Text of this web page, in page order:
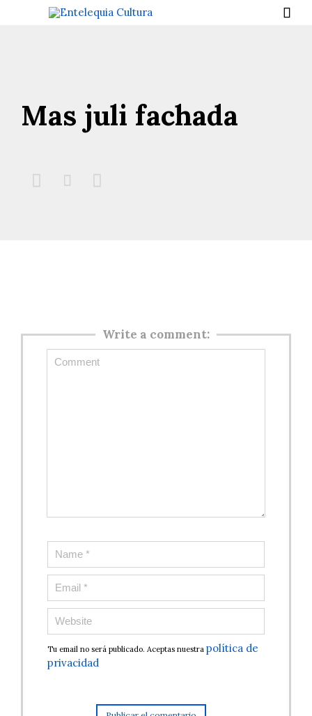

Mas juli fachada
  
Write a comment:
Tu email no será publicado. Aceptas nuestra política de
privacidad